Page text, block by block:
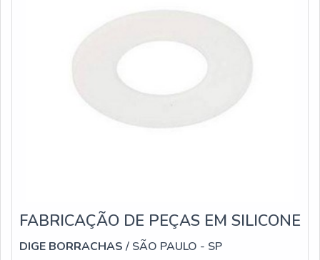
FABRICAÇÃO DE PEÇAS EM SILICONE
DIGE BORRACHAS / SÃO PAULO - SP